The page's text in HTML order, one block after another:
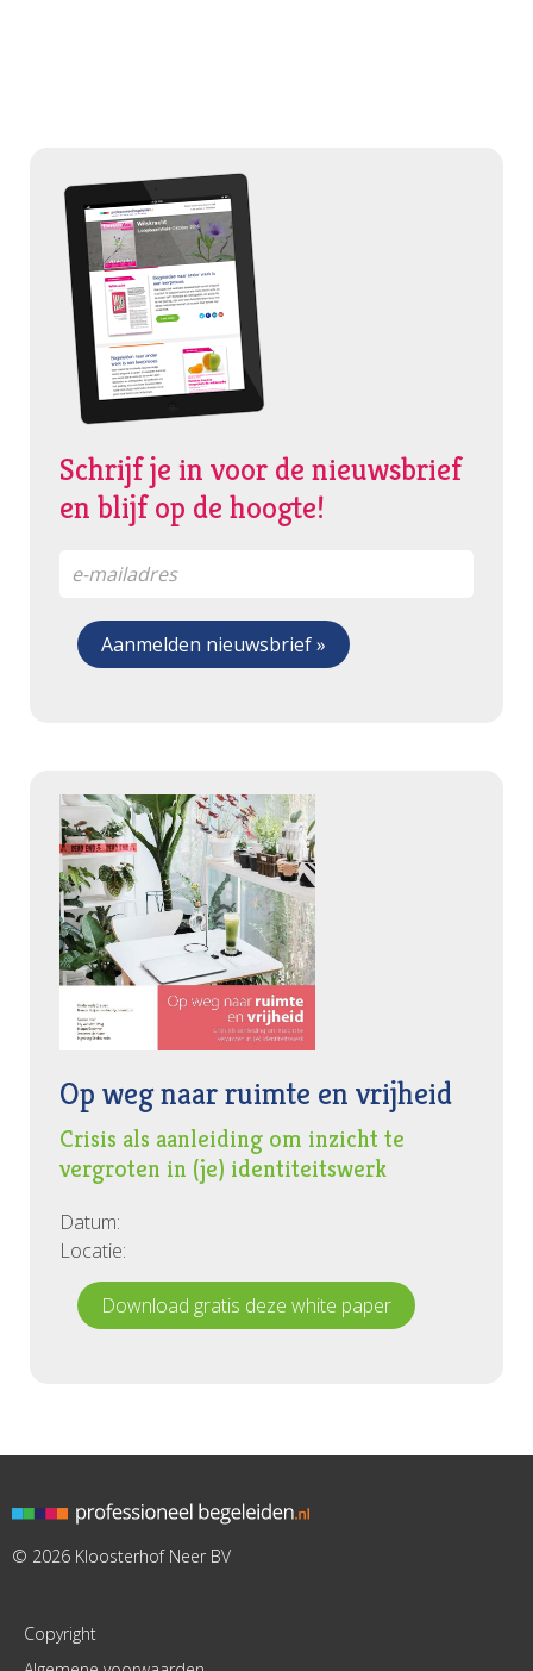
Schrijf je in voor de nieuwsbrief
en blijf op de hoogte!
Op weg naar ruimte en vrijheid
Crisis als aanleiding om inzicht te
vergroten in (je) identiteitswerk
Datum:
Locatie:
Download gratis deze white paper
© 2026 Kloosterhof Neer BV
Copyright